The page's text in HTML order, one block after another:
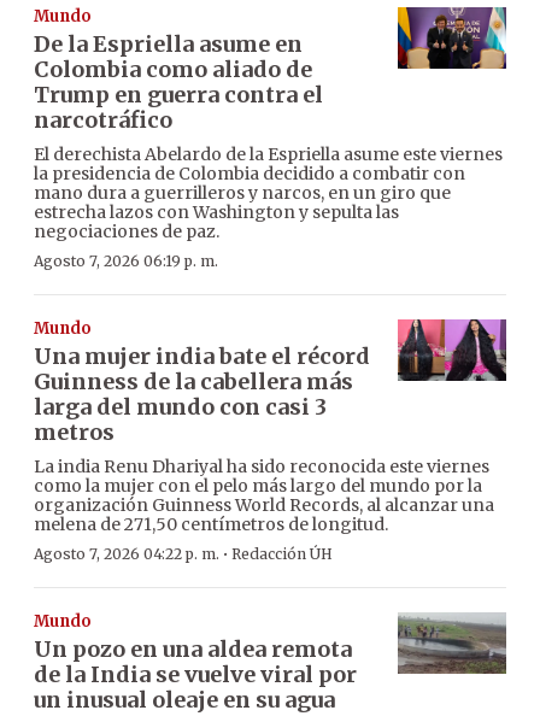
Mundo
De la Espriella asume en
Colombia como aliado de
Trump en guerra contra el
narcotráfico
El derechista Abelardo de la Espriella asume este viernes
la presidencia de Colombia decidido a combatir con
mano dura a guerrilleros y narcos, en un giro que
estrecha lazos con Washington y sepulta las
negociaciones de paz.
Agosto 7, 2026 06:19 p. m.
Mundo
Una mujer india bate el récord
Guinness de la cabellera más
larga del mundo con casi 3
metros
La india Renu Dhariyal ha sido reconocida este viernes
como la mujer con el pelo más largo del mundo por la
organización Guinness World Records, al alcanzar una
melena de 271,50 centímetros de longitud.
Agosto 7, 2026 04:22 p. m. · Redacción ÚH
Mundo
Un pozo en una aldea remota
de la India se vuelve viral por
un inusual oleaje en su agua